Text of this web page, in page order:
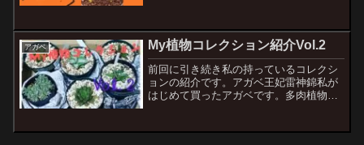
は、アガベ プミラドルステニア ラブ
ラニーユーフォルビ...
アガベ My植物コレクション紹介Vol.2
前回に引き続き私の持っているコレクシ
ョンの紹介です。アガベ王妃雷神錦私が
はじめて買ったアガベです。多肉植物を
時に植木市で見つけました。値段はピン